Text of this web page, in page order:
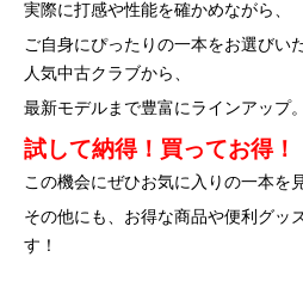
実際に打感や性能を確かめながら、
ご自身にぴったりの一本をお選びい
人気中古クラブから、
最新モデルまで豊富にラインアップ。
試して納得！買ってお得！
この機会にぜひお気に入りの一本を
その他にも、お得な商品や便利グッ
す！